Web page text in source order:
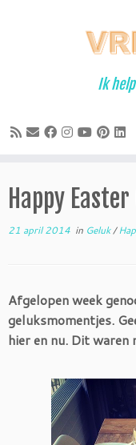
Ik
Happy
21 april 2014 in Geluk/
Afgelopen week
geluksmomentjes.
hier en nu. Dit